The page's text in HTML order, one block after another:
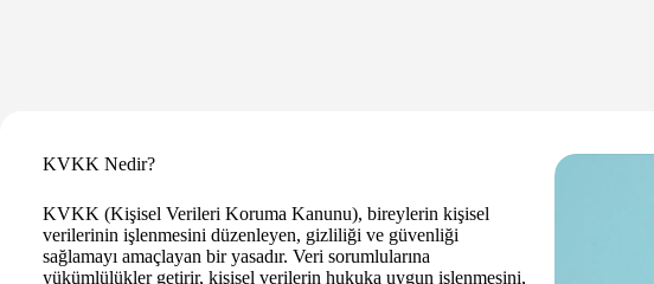
KVKK Nedir?
KVKK (Kişisel Verileri Koruma Kanunu), bireylerin kişisel
verilerinin işlenmesini düzenleyen, gizliliği ve güvenliği
sağlamayı amaçlayan bir yasadır. Veri sorumlularına
yükümlülükler getirir, kişisel verilerin hukuka uygun işlenmesini,